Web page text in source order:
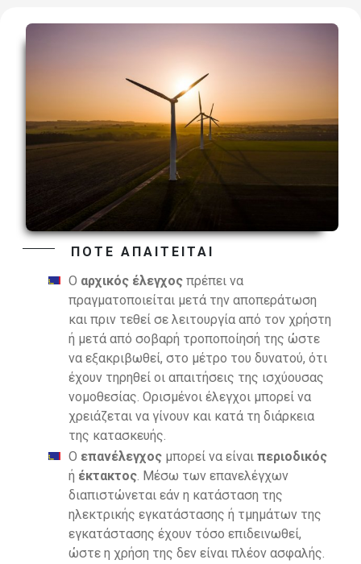
ΠΟΤΕ ΑΠΑΙΤΕΙΤΑΙ
Ο αρχικός έλεγχοςπρέπει να
πραγματοποιείται μετά την αποπεράτωση
και πριν τεθεί σε λειτουργία από τον χρήστη
ή μετά από σοβαρή τροποποίησή της ώστε
να εξακριβωθεί, στο µέτρο του δυνατού, ότι
έχουν τηρηθεί οι απαιτήσεις της ισχύουσας
νομοθεσίας. Ορισµένοι έλεγχοι µπορεί να
χρειάζεται να γίνουν και κατά τη διάρκεια
της κατασκευής.
Ο επανέλεγχος μπορεί να είναιπεριοδικός
ή έκτακτος. Μέσω των επανελέγχων
διαπιστώνεται εάν η κατάσταση της
ηλεκτρικής εγκατάστασης ή τµηµάτων της
εγκατάστασης έχουν τόσο επιδεινωθεί,
ώστε η χρήση της δεν είναι πλέον ασφαλής.